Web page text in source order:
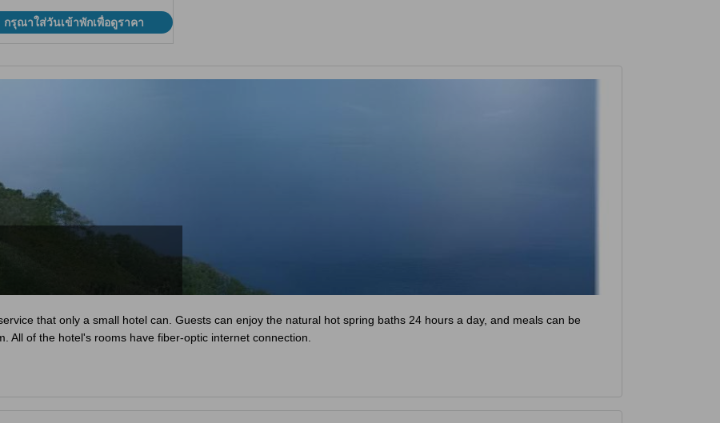
กรุณาใส่วันเข้าพักเพื่อดูราคา
that only a small hotel can. Guests can enjoy the natural hot spring baths 24 hours a day, and meals can be
All of the hotel's rooms have fiber-optic internet connection.